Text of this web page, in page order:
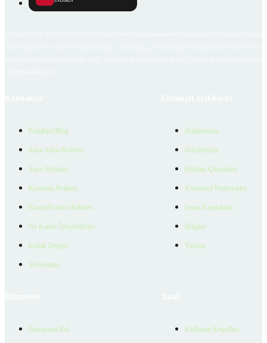
Emlakjet Blog
Satın Alma Rehberi
Satıcı Rehberi
Kiralama Rehberi
Konut Kredisi Rehberi
Ne Kadar Ödeyebilirim
Emlak Değeri
Verilerimiz
Hakkımızda
Ödüllerimiz
Reklam Çözümleri
Kurumsal Materyaller
İnsan Kaynakları
İletişim
Yardım
Danışman Bul Kullanım Koşulları